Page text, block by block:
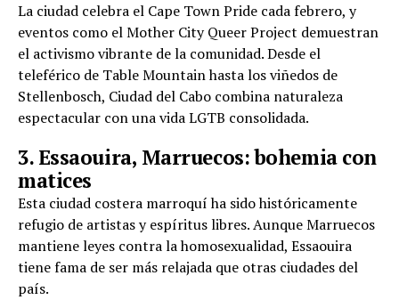
La ciudad celebra el Cape Town Pride cada febrero, y
eventos como el Mother City Queer Project demuestran
el activismo vibrante de la comunidad. Desde el
teleférico de Table Mountain hasta los viñedos de
Stellenbosch, Ciudad del Cabo combina naturaleza
espectacular con una vida LGTB consolidada.
3. Essaouira, Marruecos: bohemia con
matices
Esta ciudad costera marroquí ha sido históricamente
refugio de artistas y espíritus libres. Aunque Marruecos
mantiene leyes contra la homosexualidad, Essaouira
tiene fama de ser más relajada que otras ciudades del
país.